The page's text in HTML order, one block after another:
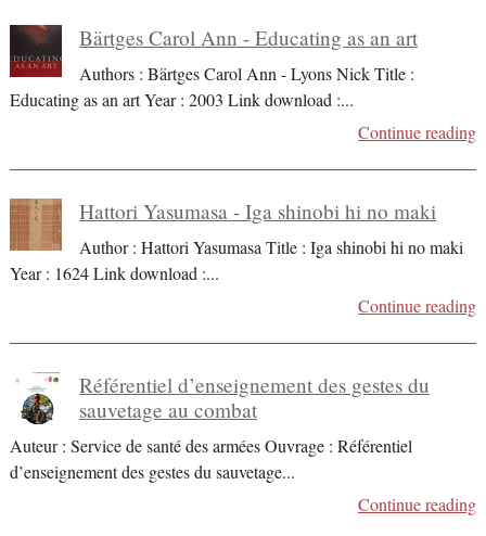
Bärtges Carol Ann - Educating as an art
Authors : Bärtges Carol Ann - Lyons Nick Title :
Educating as an art Year : 2003 Link download :...
Continue reading
Hattori Yasumasa - Iga shinobi hi no maki
Author : Hattori Yasumasa Title : Iga shinobi hi no maki
Year : 1624 Link download :...
Continue reading
Référentiel d’enseignement des gestes du
sauvetage au combat
Auteur : Service de santé des armées Ouvrage : Référentiel
d’enseignement des gestes du sauvetage...
Continue reading